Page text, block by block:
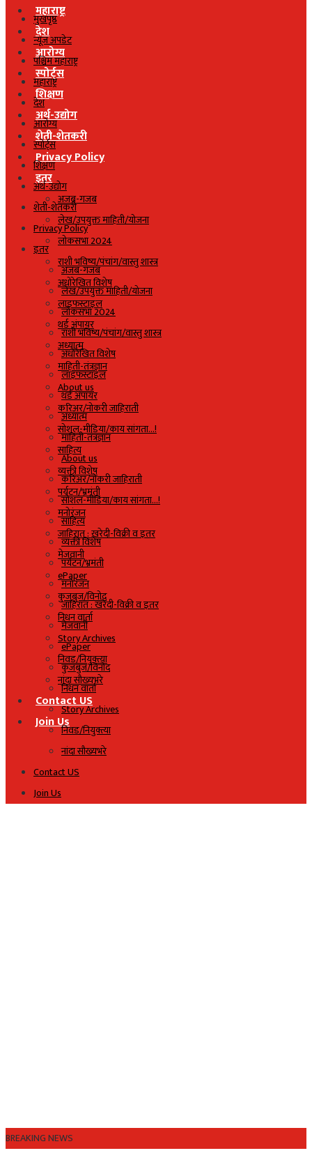
महाराष्ट्र
देश
आरोग्य
स्पोर्ट्स
शिक्षण
अर्थ-उद्योग
शेती-शेतकरी
Privacy Policy
इतर
अजब-गजब
लेख/उपयुक्त माहिती/योजना
लोकसभा 2024
राशी भविष्य/पंचांग/वास्तु शास्त्र
अधोरेखित विशेष
लाइफस्टाइल
थर्ड अंपायर
अध्यात्म
माहिती-तंत्रज्ञान
About us
करिअर/नोकरी जाहिराती
सोशल-मीडिया/काय सांगता…!
साहित्य
व्यक्ती विशेष
पर्यटन/भ्रमंती
मनोरंजन
जाहिरात : खरेदी-विक्री व इतर
मेजवानी
ePaper
कुजबुज/विनोद
निधन वार्ता
Story Archives
निवड/नियुक्त्या
नांदा सौख्यभरे
Contact US
Join Us
मुखपृष्ठ
न्यूज अपडेट
पश्चिम महाराष्ट्र
महाराष्ट्र
देश
आरोग्य
स्पोर्ट्स
शिक्षण
अर्थ-उद्योग
शेती-शेतकरी
Privacy Policy
इतर
अजब-गजब
लेख/उपयुक्त माहिती/योजना
लोकसभा 2024
राशी भविष्य/पंचांग/वास्तु शास्त्र
अधोरेखित विशेष
लाइफस्टाइल
थर्ड अंपायर
अध्यात्म
माहिती-तंत्रज्ञान
About us
करिअर/नोकरी जाहिराती
सोशल-मीडिया/काय सांगता…!
साहित्य
व्यक्ती विशेष
पर्यटन/भ्रमंती
मनोरंजन
जाहिरात : खरेदी-विक्री व इतर
मेजवानी
ePaper
कुजबुज/विनोद
निधन वार्ता
Story Archives
निवड/नियुक्त्या
नांदा सौख्यभरे
Contact US
Join Us
BREAKING NEWS